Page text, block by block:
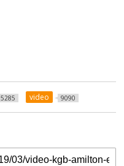
5285 video 9090